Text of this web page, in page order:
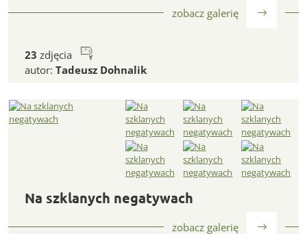
23 zdjęcia
autor: Tadeusz Dohnalik
zobacz galerię
Na szklanych negatywach
zobacz galerię